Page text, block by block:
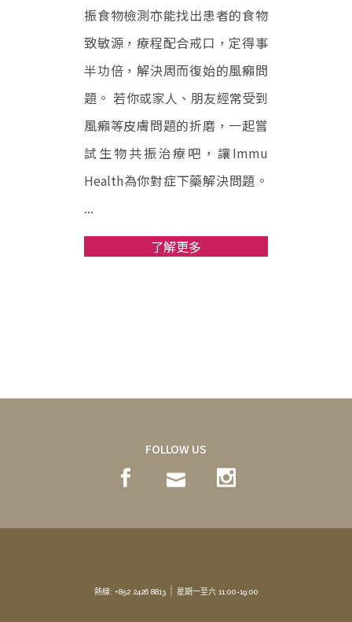
振食物檢測亦能找出患者的食物
致敏源，療程配合戒口，定得事
半功倍，解決周而復始的風癩問
題。 若你或家人、朋友經常受到
風癩等皮膚問題的折磨，一起嘗
試生物共振治療吧，讓Immu
Health為你對症下藥解決問題。
...
了解更多
FOLLOW US
熱線: +852 2426 8813｜ 星期一至六 11:00-19:00